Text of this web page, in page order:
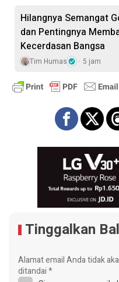
Hilangnya Semangat
dan Pentingnya
Kecerdasan Bangsa
Tim Humas 5 jam
Tinggalkan
Alamat email Anda tidak
ditandai*